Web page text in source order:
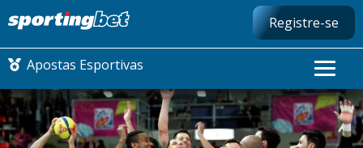
Registre-se
Apostas Esportivas